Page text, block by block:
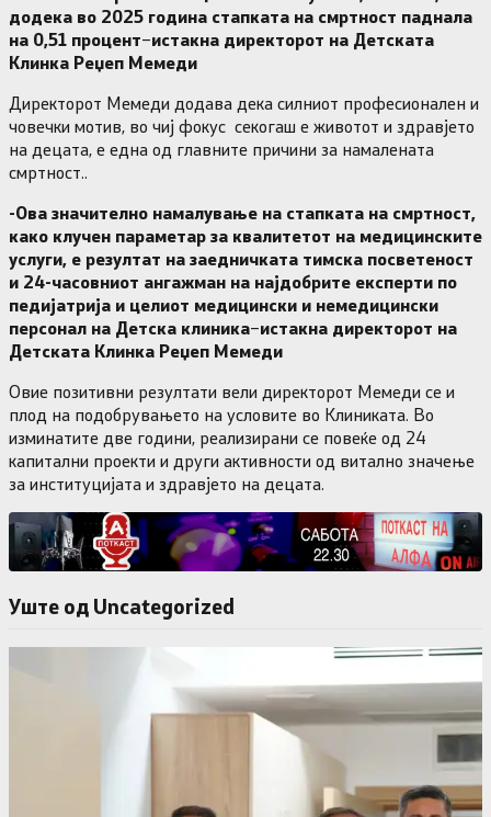
додека во 2025 година стапката на смртност паднала
на 0,51 процент–истакна директорот на Детската
Клинка Реџеп Мемеди
Директорот Мемеди додава дека силниот професионален и
човечки мотив, во чиј фокус секогаш е животот и здравјето
на децата, е една од главните причини за намалената
смртност..
-Ова значително намалување на стапката на смртност,
како клучен параметар за квалитетот на медицинските
услуги, е резултат на заедничката тимска посветеност
и 24-часовниот ангажман на најдобрите експерти по
педијатрија и целиот медицински и немедицински
персонал на Детска клиника–истакна директорот на
Детската Клинка Реџеп Мемеди
Овие позитивни резултати вели директорот Мемеди се и
плод на подобрувањето на условите во Клиниката. Во
изминатите две години, реализирани се повеќе од 24
капитални проекти и други активности од витално значење
за институцијата и здравјето на децата.
Уште од Uncategorized